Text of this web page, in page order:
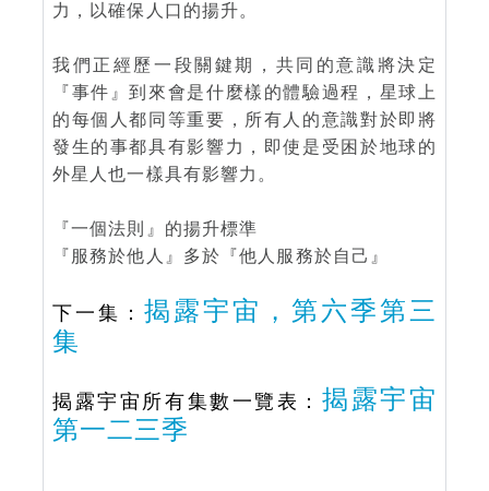
力，以確保人口的揚升。
我們正經歷一段關鍵期，共同的意識將決定
『事件』到來會是什麼樣的體驗過程，星球上
的每個人都同等重要，所有人的意識對於即將
發生的事都具有影響力，即使是受困於地球的
外星人也一樣具有影響力。
『一個法則』的揚升標準
『服務於他人』多於『他人服務於自己』
下一集： 揭露宇宙，第六季第三
集
揭露宇宙所有集數一覽表：揭露宇宙
第一二三季